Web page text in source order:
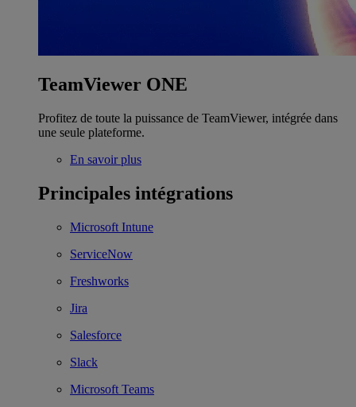
TeamViewer ONE
Profitez de toute la puissance de TeamViewer, intégrée dans
une seule plateforme.
En savoir plus
Principales intégrations
Microsoft Intune
ServiceNow
Freshworks
Jira
Salesforce
Slack
Microsoft Teams